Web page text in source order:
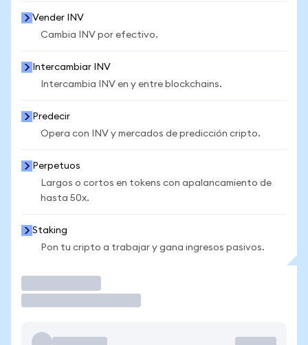
Vender INV
Cambia INV por efectivo.
Intercambiar INV
Intercambia INV en y entre blockchains.
Predecir
Opera con INV y mercados de predicción cripto.
Perpetuos
Largos o cortos en tokens con apalancamiento de
hasta 50x.
Staking
Pon tu cripto a trabajar y gana ingresos pasivos.